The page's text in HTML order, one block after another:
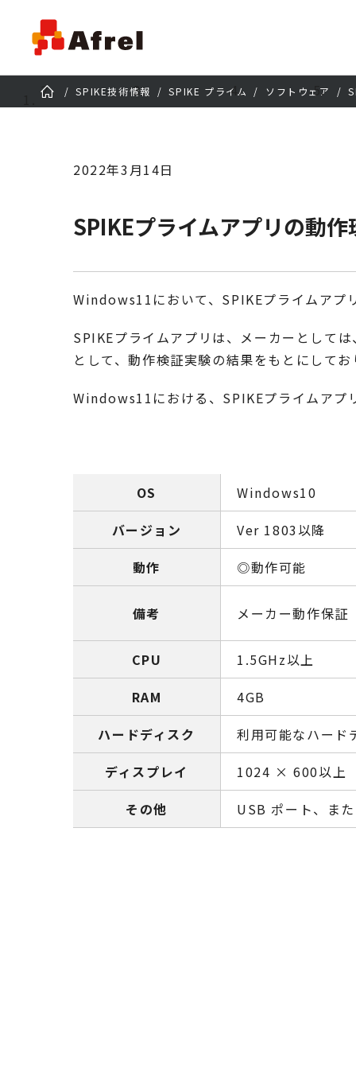
SPIKE技術情報 SPIKE プライム ソフトウェア
2022年3月14日
SPIKEプライムアプリの動
Windows11において、SPIKEプライムア
SPIKEプライムアプリは、メーカーとして
として、動作検証実験の結果をもとにしてお
Windows11における、SPIKEプライムアプ
OS
Windows10
バージョン
Ver 1803以降
動作
◎動作可能
備考 メーカー動作保証
CPU
1.5GHz以上
RAM
4GB
ハードディスク
利用可能なハード
ディスプレイ
1024 × 600以上
その他
USB ポート、ま